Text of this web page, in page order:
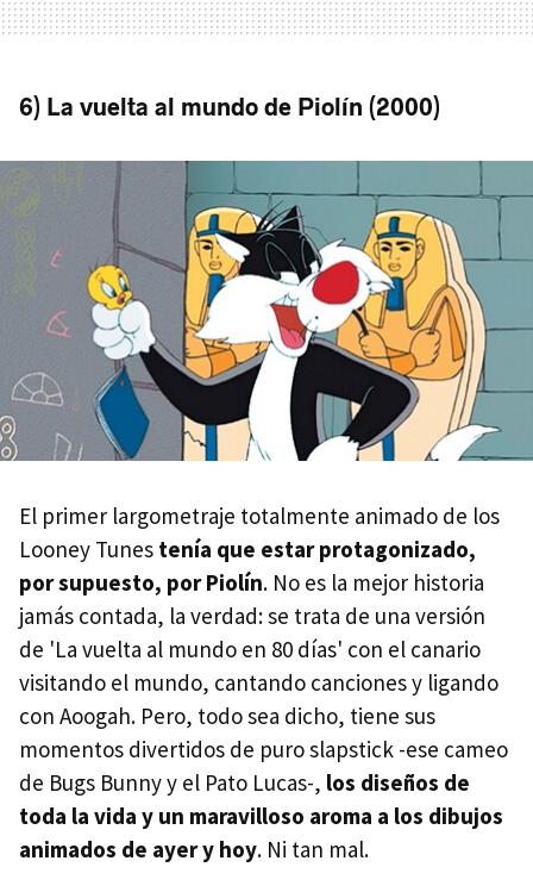
6) La vuelta al mundo de Piolín (2000)
El primer largometraje totalmente animado de los
Looney Tunes tenía que estar protagonizado,
por supuesto, por Piolín. No es la mejor historia
jamás contada, la verdad: se trata de una versión
de 'La vuelta al mundo en 80 días' con el canario
visitando el mundo, cantando canciones y ligando
con Aoogah. Pero, todo sea dicho, tiene sus
momentos divertidos de puro slapstick -ese cameo
de Bugs Bunny y el Pato Lucas-, los diseños de
toda la vida y un maravilloso aroma a los dibujos
animados de ayer y hoy. Ni tan mal.